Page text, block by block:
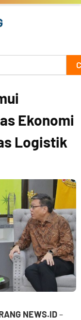
Ekonomi
Logistik
NEWS.ID–